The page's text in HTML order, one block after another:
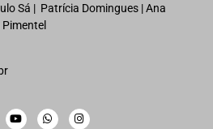
Sá | Patrícia Domingues | Ana